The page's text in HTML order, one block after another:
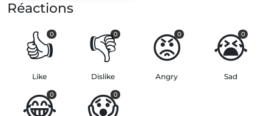
Réactions
👍
0
Like
👎
0
Dislike
😡
0
Angry
😭
0
Sad
😂
0 😱
0